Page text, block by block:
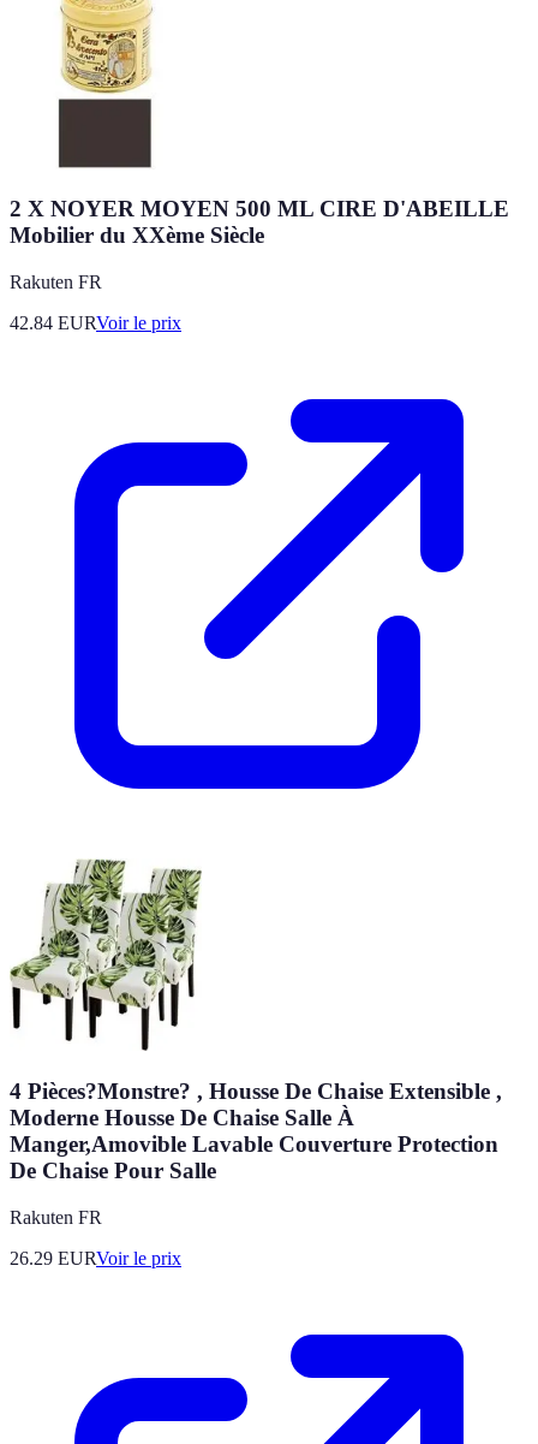
2 X NOYER MOYEN 500 ML CIRE D'ABEILLE
Mobilier du XXème Siècle
Rakuten FR
42.84 EURVoir le prix
4 Pièces?Monstre? , Housse De Chaise Extensible ,
Moderne Housse De Chaise Salle À
Manger,Amovible Lavable Couverture Protection
De Chaise Pour Salle
Rakuten FR
26.29 EURVoir le prix